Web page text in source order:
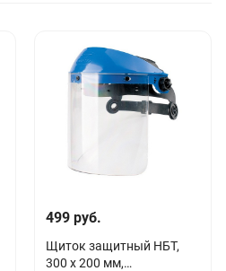
499 руб.
Щиток защитный НБТ,
300 х 200 мм,